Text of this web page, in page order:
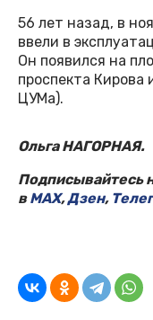
56 лет назад, в
ввели в
Он появился на
проспекта Кирова
ЦУМа).
Ольга НАГОРНАЯ.
Подписывайтесь
вMAX,Дзен,